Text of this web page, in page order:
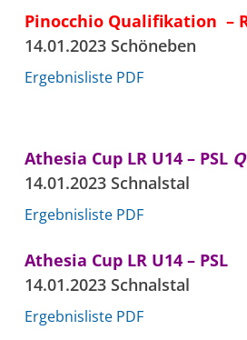
Pinocchio Qualifikation –
14.01.2023 Schöneben
Ergebnisliste PDF
Athesia Cup LR U14 – PSL
14.01.2023 Schnalstal
Ergebnisliste PDF
Athesia Cup LR U14 – PSL
14.01.2023 Schnalstal
Ergebnisliste PDF